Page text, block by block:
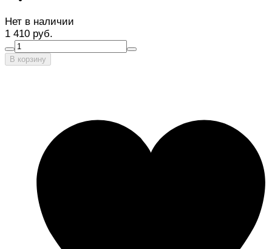
Нет в наличии
1 410 руб.
В корзину